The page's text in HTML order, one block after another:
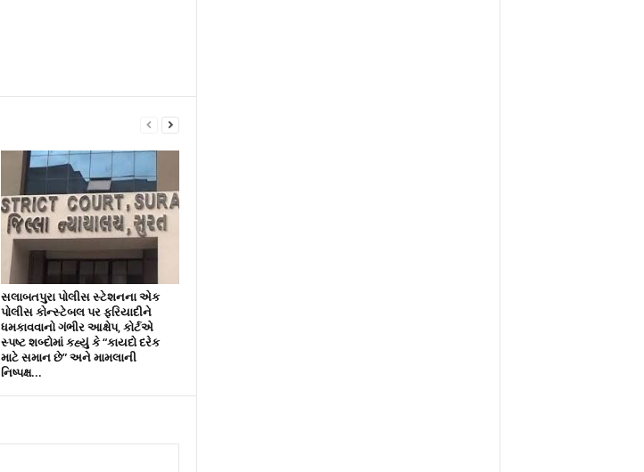
સલાબતપુરા પોલીસ સ્ટેશનના એક
પોલીસ કોન્સ્ટેબલ પર ફરિયાદીને
ધમકાવવાનો ગંભીર આક્ષેપ, કોર્ટએ
સ્પષ્ટ શબ્દોમાં કહ્યું કે “કાયદો દરેક
માટે સમાન છે” અને મામલાની
નિષ્પક્ષ...